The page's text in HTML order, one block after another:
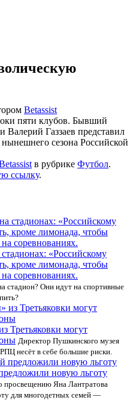
Betassist
пяти клубов. Бывший
Валерий Газзаев представил
сезона Российской
в рубрике Футбол.
ссылку.
«Российскому
кроме лимонада, чтобы
соревнованиях.
стадион? Они идут на спортивные
Третьяковки могут
Директор Пушкинского музея
несёт в себе большие риски.
новую льготу
просвещению Яна Лантратова
для многодетных семей —